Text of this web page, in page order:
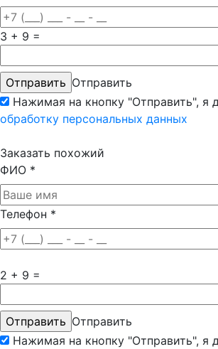
3 + 9 =
Отправить
Нажимая на кнопку "Отправить", я
обработку персональных данных
Заказать похожий
ФИО *
Телефон *
2 + 9 =
Отправить
Нажимая на кнопку "Отправить", я